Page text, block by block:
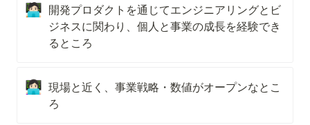
🧑🏻‍💻 開発プロダクトを通じてエンジニアリングとビ
ジネスに関わり、個人と事業の成長を経験でき
るところ
👩🏻‍💻 現場と近く、事業戦略・数値がオープンなとこ
ろ